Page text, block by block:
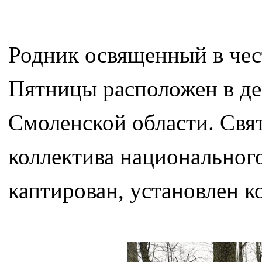
Родник освященный в
Пятницы расположен в
Смоленской области.
коллектива
каптирован, установлен